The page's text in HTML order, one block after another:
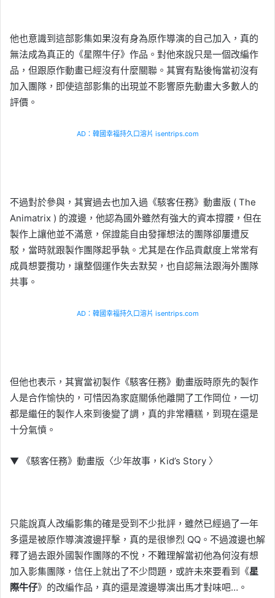
他也意識到這部影集如果沒有身為原作導演的自己加入，真的
無法成為真正的《星際牛仔》作品。對他來說只是一個改編作
品，但跟原作動畫已經沒有什麼關聯。其實有點後悔當初沒有
加入團隊，即使這部影集的出現並不影響原先動畫大多數人的
評價。
AD：韓國幸福持久口溶片 isentrips.com
不過對於參與，其實過去也加入過《駭客任務》動畫版 ( The
Animatrix ) 的渡邊，他認為國外雖然有強大的資本撐腰，但在
製作上讓他並不滿意，保證能自由發揮想法的團隊卻屢遭反
駁，當時就跟製作團隊起爭執。尤其是在作品貢獻度上常常有
成員想要攬功，讓整個運作失去默契，也自認無法跟海外團隊
共事。
AD：韓國幸福持久口溶片 isentrips.com
但他也表示，其實當初製作《駭客任務》動畫版時原先的製作
人是合作愉快的，可惜因為家庭關係他離開了工作岡位，一切
都是繼任的製作人來到後變了調，真的非常糟糕，到現在還是
十分氣憤。
▼ 《駭客任務》動畫版〈少年故事，Kid’s Story 〉
只能說真人改編影集的確是受到不少批評，雖然已經過了一年
多還是被原作導演渡邊抨擊，真的是很慘烈 QQ。不過渡邊也解
釋了過去跟外國製作團隊的不悅，不難理解當初他為何沒有想
加入影集團隊，信任上就出了不少問題，或許未來要看到《星
際牛仔》的改編作品，真的還是渡邊導演出馬才對味吧…。